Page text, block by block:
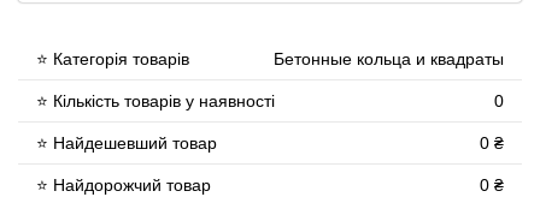
⭐ Категорія товарів Бетонные кольца и квадраты
⭐ Кількість товарів у наявності 0
⭐ Найдешевший товар 0 ₴
⭐ Найдорожчий товар 0 ₴